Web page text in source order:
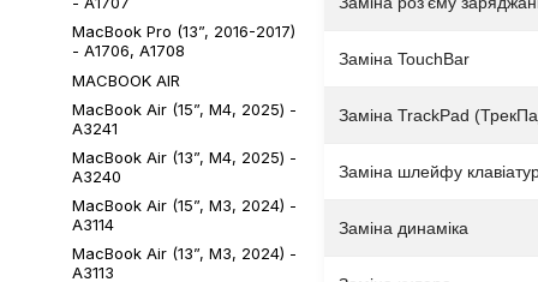
Заміна TouchBar
Заміна TrackPad
Заміна шлейфу
Заміна динаміка
MacBook Pro (13”, 2016-2017)
- A1706, А1708
MACBOOK AIR
MacBook Air (15”, М4, 2025) -
А3241
MacBook Air (13”, М4, 2025) -
A3240
MacBook Air (15”, M3, 2024) -
A3114
MacBook Air (13”, M3, 2024) -
A3113